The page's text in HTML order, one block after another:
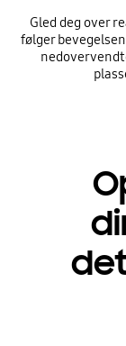
Gled deg over
følger